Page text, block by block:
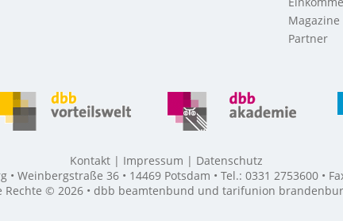
Magazine
Partner
Kontakt Impressum
Datenschutz
36 • 14469 Potsdam • Tel.: 0331 2753600 •
Rechte © 2026 • dbb beamtenbund und tarifunion